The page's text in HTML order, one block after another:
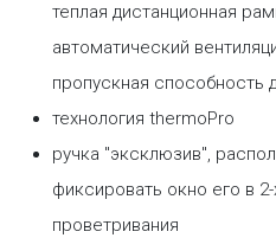
теплая дистанционная
автоматический
пропускная способность
технология thermoPro
ручка "эксклюзив",
фиксировать окно его в
проветривания